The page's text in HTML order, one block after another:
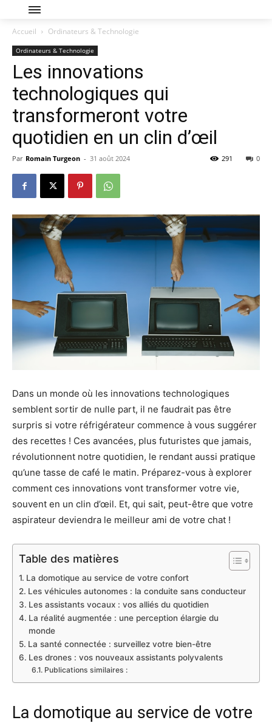
Accueil Ordinateurs & Technologie
Ordinateurs & Technologie
Les innovations
technologiques qui
transformeront votre
quotidien en un clin d’œil
Par Romain Turgeon - 31 août 2024 0
291
Dans un monde où les innovations technologiques
semblent sortir de nulle part, il ne faudrait pas être
surpris si votre réfrigérateur commence à vous suggérer
des recettes ! Ces avancées, plus futuristes que jamais,
révolutionnent notre quotidien, le rendant aussi pratique
qu’une tasse de café le matin. Préparez-vous à explorer
comment ces innovations vont transformer votre vie,
souvent en un clin d’œil. Et, qui sait, peut-être que votre
aspirateur deviendra le meilleur ami de votre chat !
Table des matières
La domotique au service de votre confort
Les véhicules autonomes : la conduite sans conducteur
Les assistants vocaux : vos alliés du quotidien
La réalité augmentée : une perception élargie du
monde
La santé connectée : surveillez votre bien-être
Les drones : vos nouveaux assistants polyvalents
Publications similaires :
La domotique au service de votre